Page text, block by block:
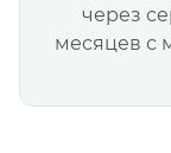
через
месяцев с